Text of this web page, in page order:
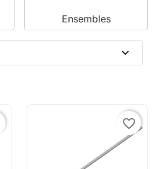
Ensembles
expand_more
favorite_border